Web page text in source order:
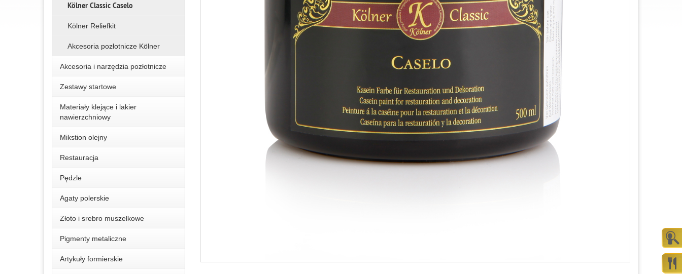
Kölner Classic Caselo
Kölner Reliefkit
Akcesoria pozłotnicze Kölner
Akcesoria i narzędzia pozłotnicze
Zestawy startowe
Materiały klejące i lakier
nawierzchniowy
Mikstion olejny
Restauracja
Pędzle
Agaty polerskie
Złoto i srebro muszelkowe
Pigmenty metaliczne
Artykuły formierskie